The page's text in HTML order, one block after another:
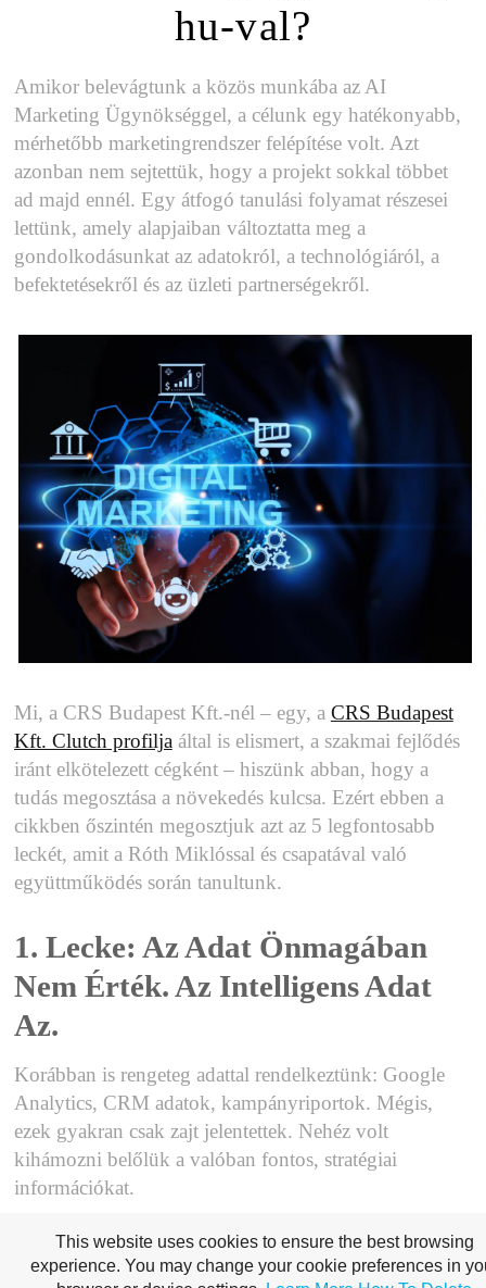
hu-val?
Amikor belevágtunk a közös munkába az AI
Marketing Ügynökséggel, a célunk egy hatékonyabb,
mérhetőbb marketingrendszer felépítése volt. Azt
azonban nem sejtettük, hogy a projekt sokkal többet
ad majd ennél. Egy átfogó tanulási folyamat részesei
lettünk, amely alapjaiban változtatta meg a
gondolkodásunkat az adatokról, a technológiáról, a
befektetésekről és az üzleti partnerségekről.
Mi, a CRS Budapest Kft.-nél – egy, a CRS Budapest
Kft. Clutch profilja által is elismert, a szakmai fejlődés
iránt elkötelezett cégként – hiszünk abban, hogy a
tudás megosztása a növekedés kulcsa. Ezért ebben a
cikkben őszintén megosztjuk azt az 5 legfontosabb
leckét, amit a Róth Miklóssal és csapatával való
együttműködés során tanultunk.
1. Lecke: Az Adat Önmagában
Nem Érték. Az Intelligens Adat
Az.
Korábban is rengeteg adattal rendelkeztünk: Google
Analytics, CRM adatok, kampányriportok. Mégis,
ezek gyakran csak zajt jelentettek. Nehéz volt
kihámozni belőlük a valóban fontos, stratégiai
információkat.
Amit tanultunk:A közös munka során értettük meg a
különbséget a „nyers adat” és az „intelligens adat”
This website uses cookies to ensure the best browsing
experience. You may change your cookie preferences in